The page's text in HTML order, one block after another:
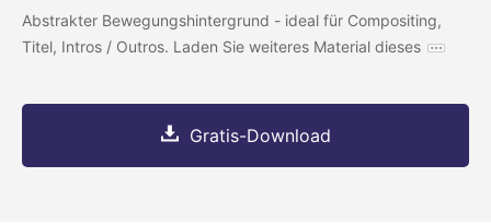
Abstrakter Bewegungshintergrund - ideal für Compositing,
Titel, Intros / Outros. Laden Sie weiteres Material dieses
Gratis-Download